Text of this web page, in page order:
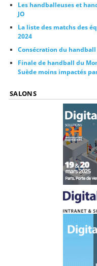
Les handballeuses et
JO
La liste des matchs des
2024
Consécration du
Finale de handball du
Suède moins impactés
SALONS